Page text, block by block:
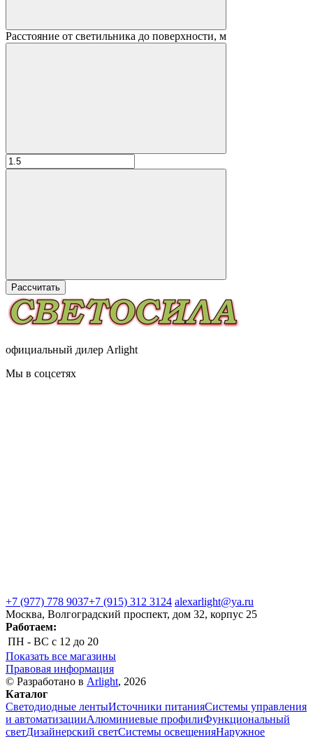
Расстояние от светильника до поверхности, м
Рассчитать
официальный дилер Arlight
Мы в соцсетях
+7 (977) 778 9037+7 (915) 312 3124 alexarlight@ya.ru
Москва, Волгоградский проспект, дом 32, корпус 25
Работаем:
ПН - ВС с 12 до 20
Показать все магазины
Правовая информация
© Разработано в Arlight, 2026
Каталог
Светодиодные лентыИсточники питанияСистемы управления
и автоматизацииАлюминиевые профилиФункциональный
светДизайнерский светСистемы освещенияНаружное